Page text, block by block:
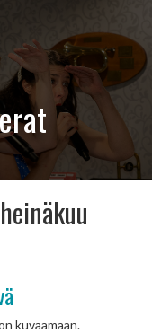
heinäkuu
kuvaamaan.